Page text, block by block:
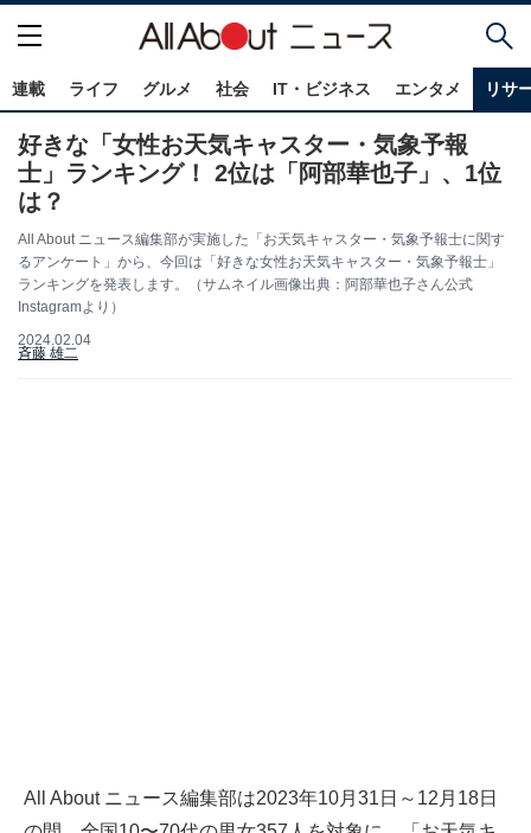
連載 ライフ グルメ 社会 IT・ビジネス エンタメ リサ
好きな「女性お天気キャスター・気象予報
士」ランキング！ 2位は「阿部華也子」、1位
は？
All About ニュース編集部が実施した「お天気キャスター・気象予報士に関す
るアンケート」から、今回は「好きな女性お天気キャスター・気象予報士」
ランキングを発表します。（サムネイル画像出典：阿部華也子さん公式
Instagramより）
2024.02.04
斉藤 雄二
All About ニュース編集部は2023年10月31日～12月18日